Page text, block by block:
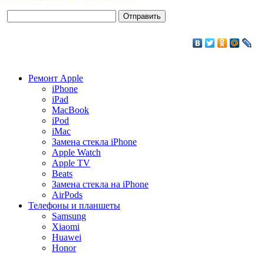
Ремонт Apple
iPhone
iPad
MacBook
iPod
iMac
Замена стекла iPhone
Apple Watch
Apple TV
Beats
Замена стекла на iPhone
AirPods
Телефоны и планшеты
Samsung
Xiaomi
Huawei
Honor